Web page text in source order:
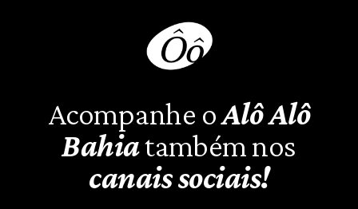
Acompanhe oAlô Alô
Bahiatambém nos
canais sociais!